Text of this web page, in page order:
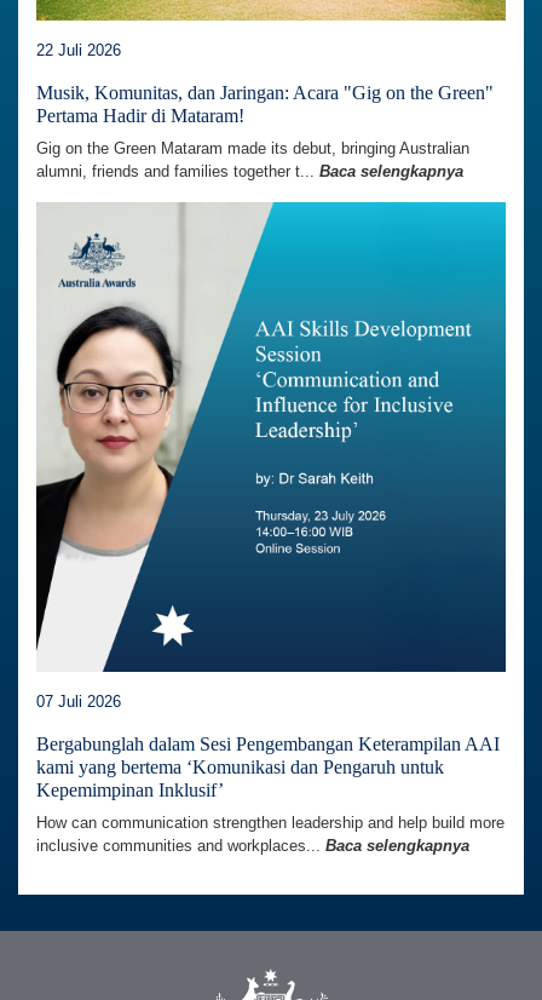
22 Juli 2026
Musik, Komunitas, dan Jaringan: Acara "Gig on the Green"
Pertama Hadir di Mataram!
Gig on the Green Mataram made its debut, bringing Australian
alumni, friends and families together t... Baca selengkapnya
07 Juli 2026
Bergabunglah dalam Sesi Pengembangan Keterampilan AAI
kami yang bertema ‘Komunikasi dan Pengaruh untuk
Kepemimpinan Inklusif’
How can communication strengthen leadership and help build more
inclusive communities and workplaces... Baca selengkapnya